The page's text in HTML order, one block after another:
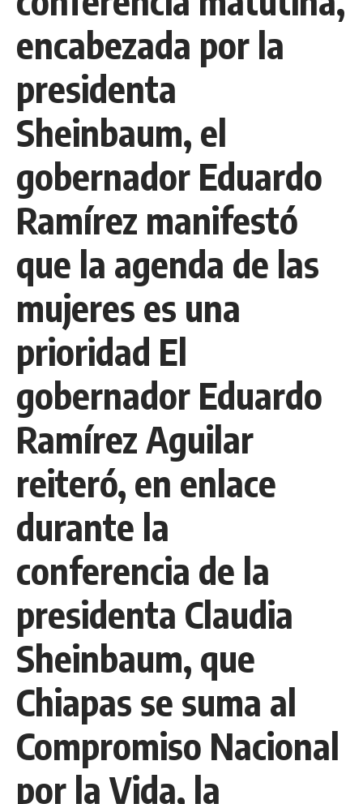
encabezada por la
presidenta
Sheinbaum, el
gobernador Eduardo
Ramírez manifestó
que la agenda de las
mujeres es una
prioridad El
gobernador Eduardo
Ramírez Aguilar
reiteró, en enlace
durante la
conferencia de la
presidenta Claudia
Sheinbaum, que
Chiapas se suma al
Compromiso Nacional
por la Vida, la